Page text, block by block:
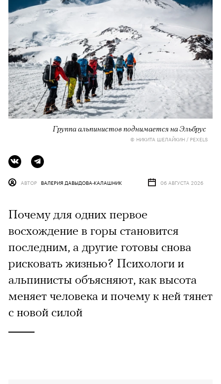
Группа альпинистов поднимается на Эльбрус
© НИКИТА ШЕЛАЙКИН / PEXELS
АВТОР ВАЛЕРИЯ ДАВЫДОВА-КАЛАШНИК 06 АВГУСТА 2026
Почему для одних первое
восхождение в горы становится
последним, а другие готовы снова
рисковать жизнью? Психологи и
альпинисты объясняют, как высота
меняет человека и почему к ней тянет
с новой силой